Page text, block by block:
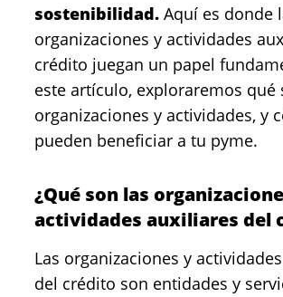
sostenibilidad. Aquí es donde
organizaciones y actividades
crédito juegan un papel
este artículo, exploraremos qué
organizaciones y actividades, y
pueden beneficiar a tu pyme.
¿Qué son las
actividades auxiliares del
Las organizaciones y
del crédito son entidades y